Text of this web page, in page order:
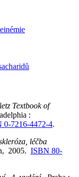
Textbook of
:
0-7216-4472-4.
léčba
2005. ISBN 80-